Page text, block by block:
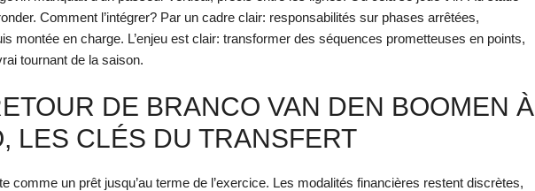
Comment l’intégrer? Par un cadre clair: responsabilités sur phases arrêtées,
montée en charge. L’enjeu est clair: transformer des séquences prometteuses en points,
tournant de la saison.
DE BRANCO VAN DEN BOOMEN À
LES CLÉS DU TRANSFERT
comme un prêt jusqu’au terme de l’exercice. Les modalités financières restent discrètes,